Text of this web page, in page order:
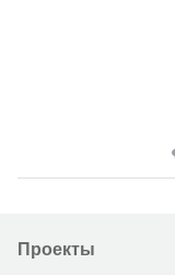
Проекты